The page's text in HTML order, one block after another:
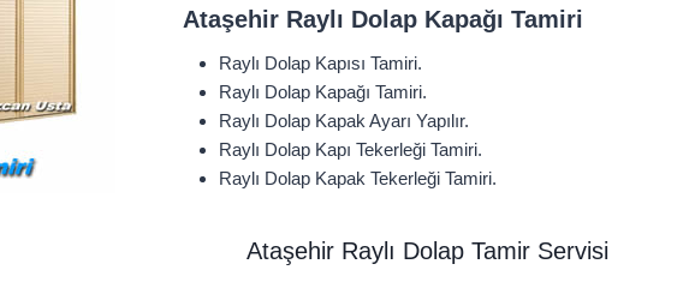
Ataşehir Raylı Dolap Kapağı Tamiri
Raylı Dolap Kapısı Tamiri.
Raylı Dolap Kapağı Tamiri.
Raylı Dolap Kapak Ayarı Yapılır.
Raylı Dolap Kapı Tekerleği Tamiri.
Raylı Dolap Kapak Tekerleği Tamiri.
Ataşehir Raylı Dolap Tamir Servisi